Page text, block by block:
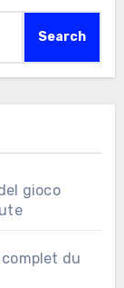
Search
gioco
du